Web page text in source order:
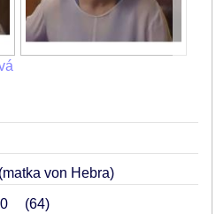
(matka von Hebra)
64